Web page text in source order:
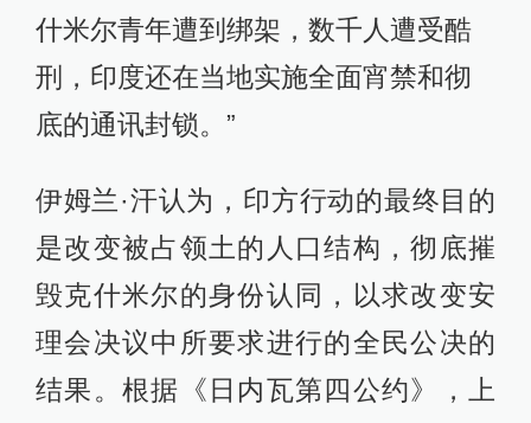
什米尔青年遭到绑架，数千人遭受酷
刑，印度还在当地实施全面宵禁和彻
底的通讯封锁。”
伊姆兰·汗认为，印方行动的最终目的
是改变被占领土的人口结构，彻底摧
毁克什米尔的身份认同，以求改变安
理会决议中所要求进行的全民公决的
结果。根据《日内瓦第四公约》，上